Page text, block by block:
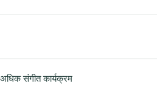
संगीत कार्यक्रम